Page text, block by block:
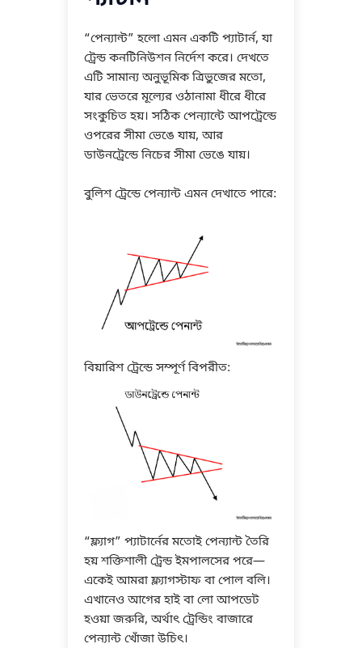
“পেন্যান্ট” হলো এমন একটি প্যাটার্ন, যা
ট্রেন্ড কনটিনিউশন নির্দেশ করে। দেখতে
এটি সামান্য অনুভূমিক ত্রিভুজের মতো,
যার ভেতরে মূল্যের ওঠানামা ধীরে ধীরে
সংকুচিত হয়। সঠিক পেন্যান্টে আপট্রেন্ডে
ওপরের সীমা ভেঙে যায়, আর
ডাউনট্রেন্ডে নিচের সীমা ভেঙে যায়।
বুলিশ ট্রেন্ডে পেন্যান্ট এমন দেখাতে পারে:
বিয়ারিশ ট্রেন্ডে সম্পূর্ণ বিপরীত:
“ফ্ল্যাগ” প্যাটার্নের মতোই পেন্যান্ট তৈরি
হয় শক্তিশালী ট্রেন্ড ইমপালসের পরে—
একেই আমরা ফ্ল্যাগস্টাফ বা পোল বলি।
এখানেও আগের হাই বা লো আপডেট
হওয়া জরুরি, অর্থাৎ ট্রেন্ডিং বাজারে
পেন্যান্ট খোঁজা উচিৎ।